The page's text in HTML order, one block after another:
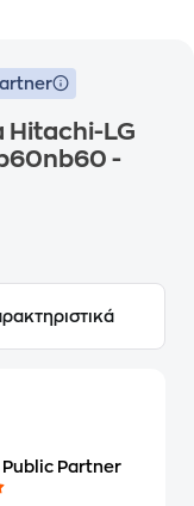
Hitachi-LG
-
Public Partner